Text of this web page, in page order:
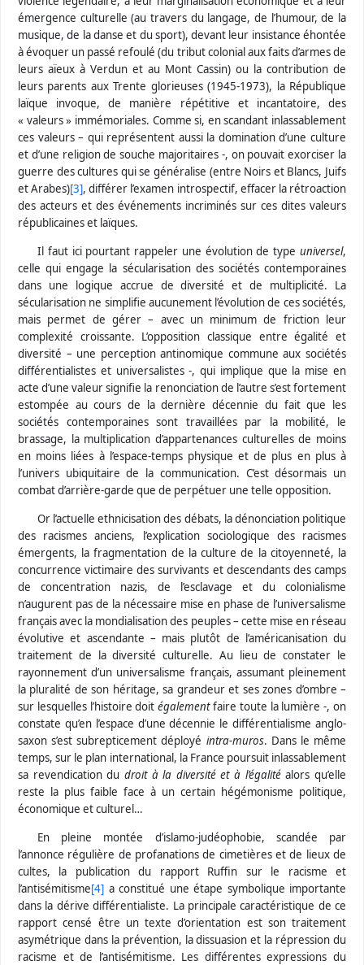
émergence culturelle (au travers du langage, de l’humour, de la
musique, de la danse et du sport), devant leur insistance éhontée
à évoquer un passé refoulé (du tribut colonial aux faits d’armes de
leurs aïeux à Verdun et au Mont Cassin) ou la contribution de
leurs parents aux Trente glorieuses (1945-1973), la République
laïque invoque, de manière répétitive et incantatoire, des
« valeurs » immémoriales. Comme si, en scandant inlassablement
ces valeurs – qui représentent aussi la domination d’une culture
et d’une religion de souche majoritaires -, on pouvait exorciser la
guerre des cultures qui se généralise (entre Noirs et Blancs, Juifs
et Arabes)[3], différer l’examen introspectif, effacer la rétroaction
des acteurs et des événements incriminés sur ces dites valeurs
républicaines et laïques.
Il faut ici pourtant rappeler une évolution de type universel,
celle qui engage la sécularisation des sociétés contemporaines
dans une logique accrue de diversité et de multiplicité. La
sécularisation ne simplifie aucunement l’évolution de ces sociétés,
mais permet de gérer – avec un minimum de friction leur
complexité croissante. L’opposition classique entre égalité et
diversité – une perception antinomique commune aux sociétés
différentialistes et universalistes -, qui implique que la mise en
acte d’une valeur signifie la renonciation de l’autre s’est fortement
estompée au cours de la dernière décennie du fait que les
sociétés contemporaines sont travaillées par la mobilité, le
brassage, la multiplication d’appartenances culturelles de moins
en moins liées à l’espace-temps physique et de plus en plus à
l’univers ubiquitaire de la communication. C’est désormais un
combat d’arrière-garde que de perpétuer une telle opposition.
Or l’actuelle ethnicisation des débats, la dénonciation politique
des racismes anciens, l’explication sociologique des racismes
émergents, la fragmentation de la culture de la citoyenneté, la
concurrence victimaire des survivants et descendants des camps
de concentration nazis, de l’esclavage et du colonialisme
n’augurent pas de la nécessaire mise en phase de l’universalisme
français avec la mondialisation des peuples – cette mise en réseau
évolutive et ascendante – mais plutôt de l’américanisation du
traitement de la diversité culturelle. Au lieu de constater le
rayonnement d’un universalisme français, assumant pleinement
la pluralité de son héritage, sa grandeur et ses zones d’ombre –
sur lesquelles l’histoire doitégalementfaire toute la lumière -, on
constate qu’en l’espace d’une décennie le différentialisme anglo-
saxon s’est subrepticement déployé intra-muros. Dans le même
temps, sur le plan international, la France poursuit inlassablement
sa revendication du droit à la diversité et à l’égalitéalors qu’elle
reste la plus faible face à un certain hégémonisme politique,
économique et culturel…
En pleine montée d’islamo-judéophobie, scandée par
l’annonce régulière de profanations de cimetières et de lieux de
cultes, la publication du rapport Ruffin sur le racisme et
l’antisémitisme[4] a constitué une étape symbolique importante
dans la dérive différentialiste. La principale caractéristique de ce
rapport censé être un texte d’orientation est son traitement
asymétrique dans la prévention, la dissuasion et la répression du
racisme et de l’antisémitisme. Les différentes expressions du